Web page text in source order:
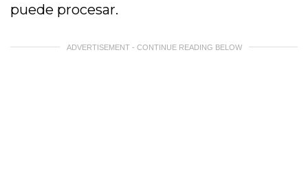
puede procesar.
ADVERTISEMENT - CONTINUE READING BELOW